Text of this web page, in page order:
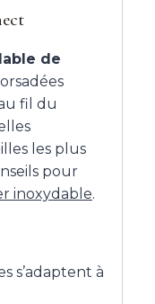
de
fil du
les plus
pour
inoxydable.
s’adaptent à